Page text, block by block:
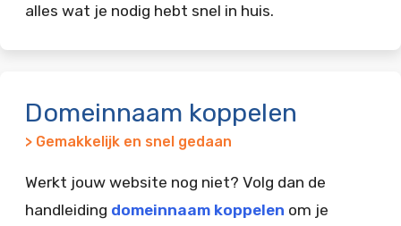
alles wat je nodig hebt snel in huis.
Domeinnaam koppelen
> Gemakkelijk en snel gedaan
Werkt jouw website nog niet? Volg dan de
handleiding domeinnaam koppelen om je